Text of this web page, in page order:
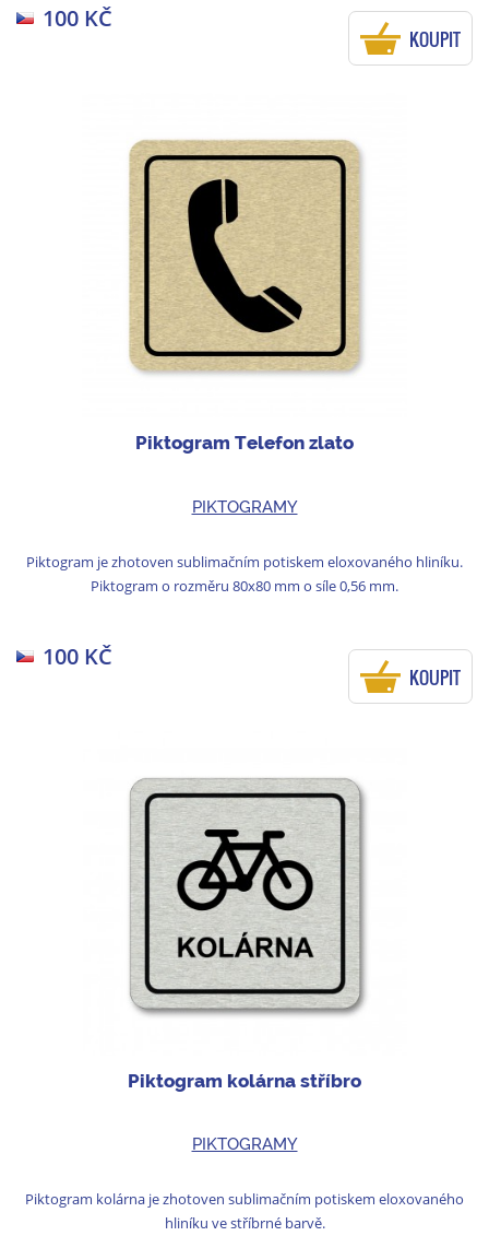
100 KČ
KOUPIT
Piktogram Telefon zlato
PIKTOGRAMY
Piktogram je zhotoven sublimačním potiskem eloxovaného hliníku.
Piktogram o rozměru 80x80 mm o síle 0,56 mm.
100 KČ
KOUPIT
Piktogram kolárna stříbro
PIKTOGRAMY
Piktogram kolárna je zhotoven sublimačním potiskem eloxovaného
hliníku ve stříbrné barvě.